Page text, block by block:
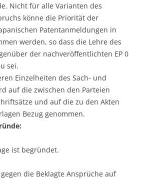
Nicht für alle Varianten des
könne die Priorität der
Patentanmeldungen in
werden, so dass die Lehre des
der nachveröffentlichten EP 0
sei.
Einzelheiten des Sach- und
auf die zwischen den Parteien
und auf die zu den Akten
Bezug genommen.
ist begründet.
die Beklagte Ansprüche auf